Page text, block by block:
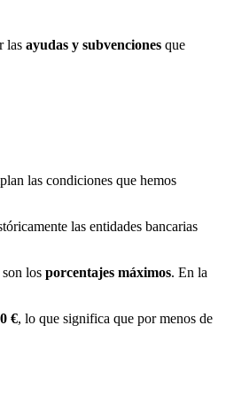
las ayudas y subvenciones que
las condiciones que hemos
las entidades bancarias
los porcentajes máximos. En la
€, lo que significa que por menos de